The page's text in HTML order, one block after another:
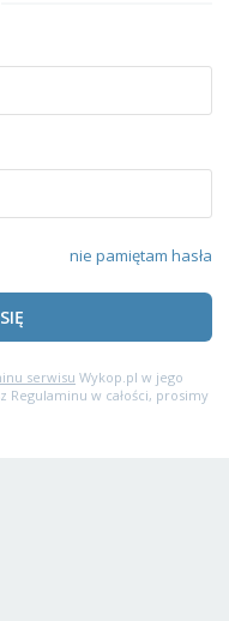
nie pamiętam hasła
serwisu Wykop.pl w jego
w całości, prosimy